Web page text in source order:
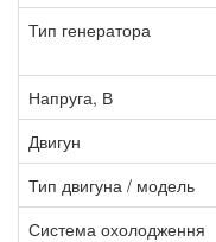
Тип генератора
Напруга, В
Двигун
Тип двигуна / модель
Система охолодження